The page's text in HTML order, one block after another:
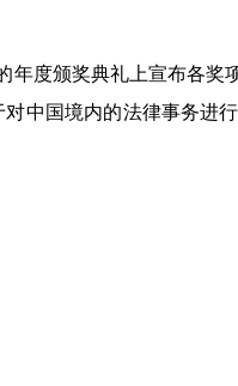
年度颁奖典礼上宣布各
对中国境内的法律事务